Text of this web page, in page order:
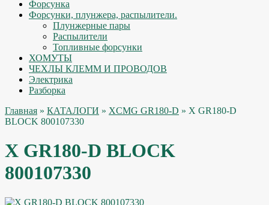
Форсунка
Форсунки, плунжера, распылители.
Плунжерные пары
Распылители
Топливные форсунки
ХОМУТЫ
ЧЕХЛЫ КЛЕММ И ПРОВОДОВ
Электрика
Разборка
Главная » КАТАЛОГИ » XCMG GR180-D » X GR180-D
BLOCK 800107330
X GR180-D BLOCK
800107330